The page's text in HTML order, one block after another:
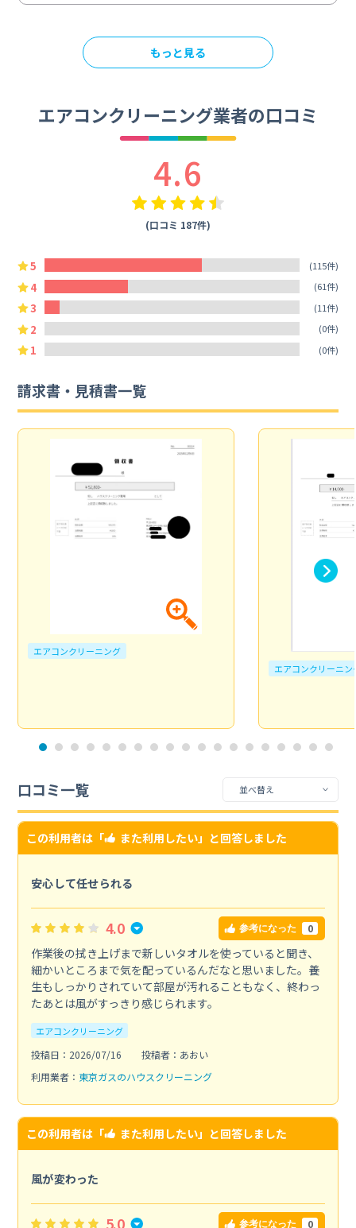
もっと見る
エアコンクリーニング業者の口コミ
4.6
(口コミ 187件)
5 (115件)
4 (61件)
3 (11件)
2 (0件)
1 (0件)
請求書・見積書一覧
エアコンクリーニング
エアコンクリーニン
口コミ一覧
この利用者は「 また利用したい」と回答しました
安心して任せられる
4.0 参考になった 0
作業後の拭き上げまで新しいタオルを使っていると聞き、
細かいところまで気を配っているんだなと思いました。養
生もしっかりされていて部屋が汚れることもなく、終わっ
たあとは風がすっきり感じられます。
エアコンクリーニング
投稿日：2026/07/16
投稿者：あおい
利用業者： 東京ガスのハウスクリーニング
この利用者は「 また利用したい」と回答しました
風が変わった
5.0 参考になった 0